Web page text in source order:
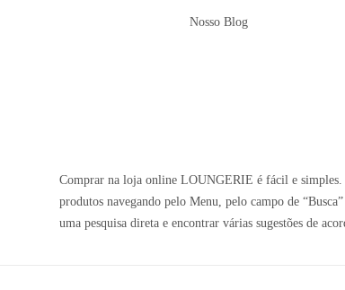
Nosso Blog
Comprar na loja online LOUNGERIE é fácil e simples.
produtos navegando pelo Menu, pelo campo de
uma pesquisa direta e encontrar várias sugestões de